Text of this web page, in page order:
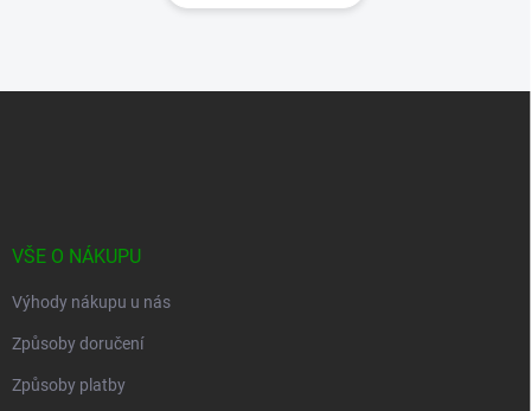
VŠE O NÁKUPU
Výhody nákupu u nás
Způsoby doručení
Způsoby platby